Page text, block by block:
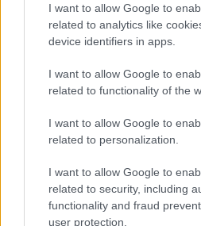
I want to allow Google to
related to analytics like
device identifiers in apps.
I want to allow Google to
related to functionality of the
I want to allow Google to
related to personalization.
I want to allow Google to
related to security, including
functionality and fraud
user protection.
– Måns er en veldig
utøver som allerede er på et
offensiv og nysgjerrig, og vi
dialog med en gang. Vi tror
god brikke inn i det laget vi
– Så vi synes det er veldig
som han har lyst til å
gjør her. Men vi synes også
inn litt perspektiver fra